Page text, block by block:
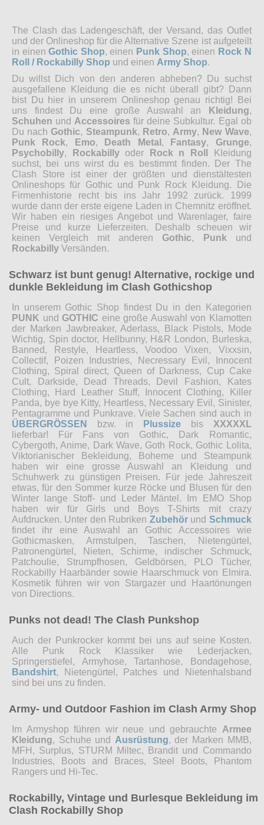
The Clash das Ladengeschäft, der Versand, das Outlet
und der Onlineshop für die Alternative Szene ist aufgeteilt
in einenGothic Shop, einen Punk Shop, einen Rock N
Roll / Rockabilly Shop und einen Army Shop.
Du willst Dich von den anderen abheben? Du suchst
ausgefallene Kleidung die es nicht überall gibt? Dann
bist Du hier in unserem Onlineshop genau richtig! Bei
uns findest Du eine große Auswahl an
Kleidung,
Schuhen und Accessoires für deine Subkultur. Egal ob
Du nach Gothic, Steampunk, Retro, Army, New Wave,
Punk Rock, Emo, Death Metal , Fantasy, Grunge,
Psychobilly, Rockabillyoder Rock n Roll
Kleidung
suchst, bei uns wirst du es bestimmt finden. Der The
Clash Store ist einer der größten und dienstältesten
Onlineshops für Gothic und Punk Rock Kleidung. Die
Firmenhistorie recht bis ins Jahr 1992 zurück. 1999
wurde dann der erste eigene Laden in Chemnitz eröffnet.
Wir haben ein riesiges Angebot und Warenlager, faire
Preise und kurze Lieferzeiten. Deshalb scheuen wir
keinen Vergleich mit anderen Gothic, Punk und
Rockabilly Versänden.
Schwarz ist bunt genug! Alternative, rockige und
dunkle Bekleidung im Clash Gothicshop
In unserem Gothic Shop findest Du in den Kategorien
PUNK und GOTHIC eine große Auswahl von Klamotten
der Marken Jawbreaker, Aderlass, Black Pistols, Mode
Wichtig, Spin doctor, Hellbunny, H&R London, Burleska,
Banned, Restyle, Heartless, Voodoo Vixen, Vixxsin,
Collectif, Poizen Industries, Necressary Evil, Innocent
Clothing, Spiral direct, Queen of Darkness, Cup Cake
Cult, Darkside, Dead Threads, Devil Fashion, Kates
Clothing, Hard Leather Stuff, Innocent Clothing, Killer
Panda, bye bye Kitty, Heartless, Necessary Evil, Sinister,
Pentagramme und Punkrave. Viele Sachen sind auch in
ÜBERGRÖSSEN
bzw. in Plussize bis XXXXXL
lieferbar! Für Fans von Gothic, Dark Romantic,
Cybergoth, Anime, Dark Wave, Goth Rock, Gothic Lolita,
Viktorianischer Bekleidung, Boheme und Steampunk
haben wir eine grosse Auswahl an Kleidung und
Schuhwerk zu günstigen Preisen. Für jede Jahreszeit
etwas, für den Sommer kurze Röcke und Blusen für den
Winter lange Stoff- und Leder Mäntel. Im EMO Shop
haben wir für Girls und Boys T-Shirts mit crazy
Aufdrucken. Unter den Rubriken Zubehörund Schmuck
findet ihr eine Auswahl an Gothic Accessoires wie
Gothicmasken, Armstulpen, Taschen, Nietengürtel,
Patronengürtel, Nieten, Schirme, indischer Schmuck,
Patchoulie, Strumpfhosen, Geldbörsen, PLO Tücher,
Rockabilly Haarbänder sowie Haarschmuck von Elmira.
Kosmetik führen wir von Stargazer und Haartönungen
von Directions.
Punks not dead! The Clash Punkshop
Auch der Punkrocker kommt bei uns auf seine Kosten.
Alle Punk Rock Klassiker wie Lederjacken,
Springerstiefel, Armyhose, Tartanhose, Bondagehose,
Bandshirt, Nietengürtel, Patches und Nietenhalsband
sind bei uns zu finden.
Army- und Outdoor Fashion im Clash Army Shop
Im Armyshop führen wir neue und gebrauchte Armee
Kleidung, Schuhe und Ausrüstung, der Marken MMB,
MFH, Surplus, STURM Miltec, Brandit und Commando
Industries, Boots and Braces, Steel Boots, Phantom
Rangers und Hi-Tec.
Rockabilly, Vintage und Burlesque Bekleidung im
Clash Rockabilly Shop